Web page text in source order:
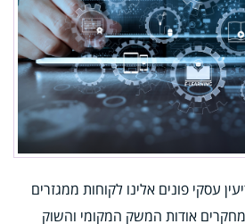
עסקי פונים אלינו לקוחות ממגזרים
מחקרים אודות המשק המקומי והשוק